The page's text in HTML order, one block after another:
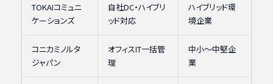
TOKAIコミュニ
ケーションズ
自社DC・ハイブリ
ッド対応
ハイブリッド環
境企業
コニカミノルタ
ジャパン
オフィスIT一括管
理
中小〜中堅企
業